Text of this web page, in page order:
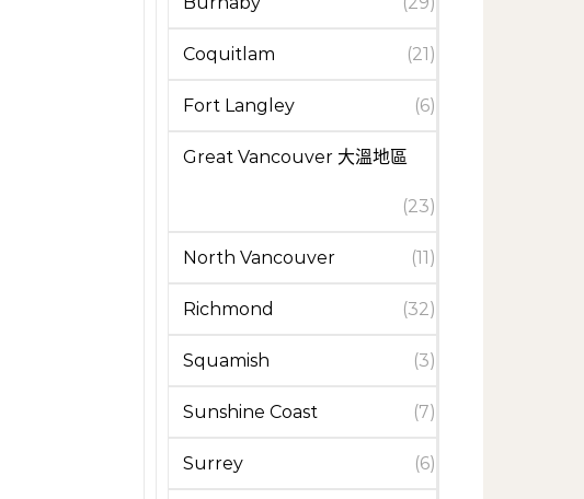
Coquitlam (21)
Fort Langley (6)
Great Vancouver 大溫地區
(23)
North Vancouver (11)
Richmond (32)
Squamish (3)
Sunshine Coast (7)
Surrey (6)